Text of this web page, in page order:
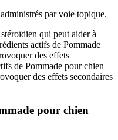
par voie topique.
qui peut aider à
actifs de Pommade
des effets
de Pommade pour chien
des effets secondaires
pour chien